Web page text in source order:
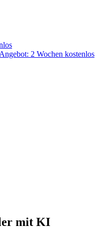
2 Wochen kostenlos
mit KI